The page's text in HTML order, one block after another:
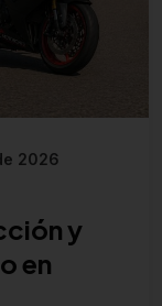
2026
y
en